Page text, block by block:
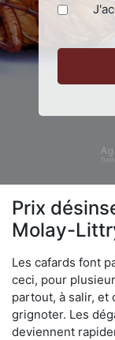
Prix
Molay-
Les cafards font
ceci, pour
partout, à salir, et
grignoter. Les
deviennent